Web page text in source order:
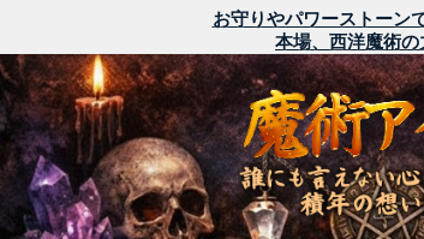
お守りやパワーストーン
本場、西洋魔術